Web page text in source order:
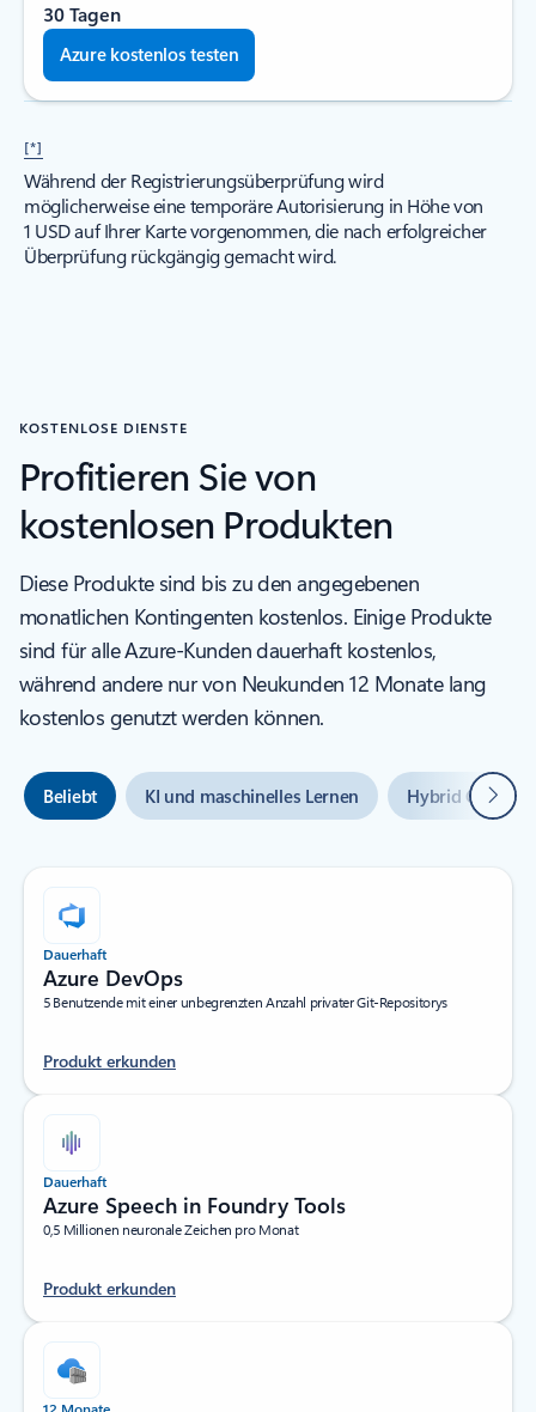
30 Tagen
Azure kostenlos testen
[*]
Während der Registrierungsüberprüfung wird
möglicherweise eine temporäre Autorisierung in Höhe von
1 USD auf Ihrer Karte vorgenommen, die nach erfolgreicher
Überprüfung rückgängig gemacht wird.
KOSTENLOSE DIENSTE
Profitieren Sie von
kostenlosen Produkten
Diese Produkte sind bis zu den angegebenen
monatlichen Kontingenten kostenlos. Einige Produkte
sind für alle Azure-Kunden dauerhaft kostenlos,
während andere nur von Neukunden 12 Monate lang
kostenlos genutzt werden können.
Beliebt KI und maschinelles Lernen Hybrid Cloud
Weiter
Dauerhaft
Azure DevOps
5 Benutzende mit einer unbegrenzten Anzahl privater Git-Repositorys
Produkt erkunden
Dauerhaft
Azure Speech in Foundry Tools
0,5 Millionen neuronale Zeichen pro Monat
Produkt erkunden